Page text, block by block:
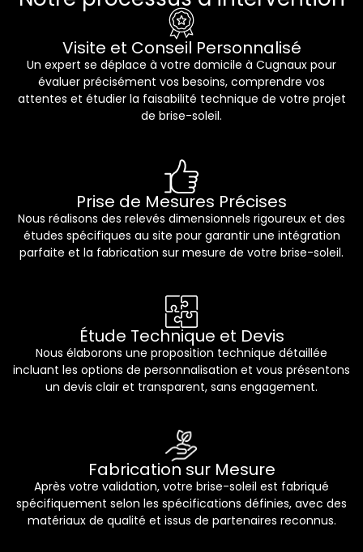
Visite et Conseil Personnalisé
Un expert se déplace à votre domicile à Cugnaux pour
évaluer précisément vos besoins, comprendre vos
attentes et étudier la faisabilité technique de votre projet
de brise-soleil.
Prise de Mesures Précises
Nous réalisons des relevés dimensionnels rigoureux et des
études spécifiques au site pour garantir une intégration
parfaite et la fabrication sur mesure de votre brise-soleil.
Étude Technique et Devis
Nous élaborons une proposition technique détaillée
incluant les options de personnalisation et vous présentons
un devis clair et transparent, sans engagement.
Fabrication sur Mesure
Après votre validation, votre brise-soleil est fabriqué
spécifiquement selon les spécifications définies, avec des
matériaux de qualité et issus de partenaires reconnus.